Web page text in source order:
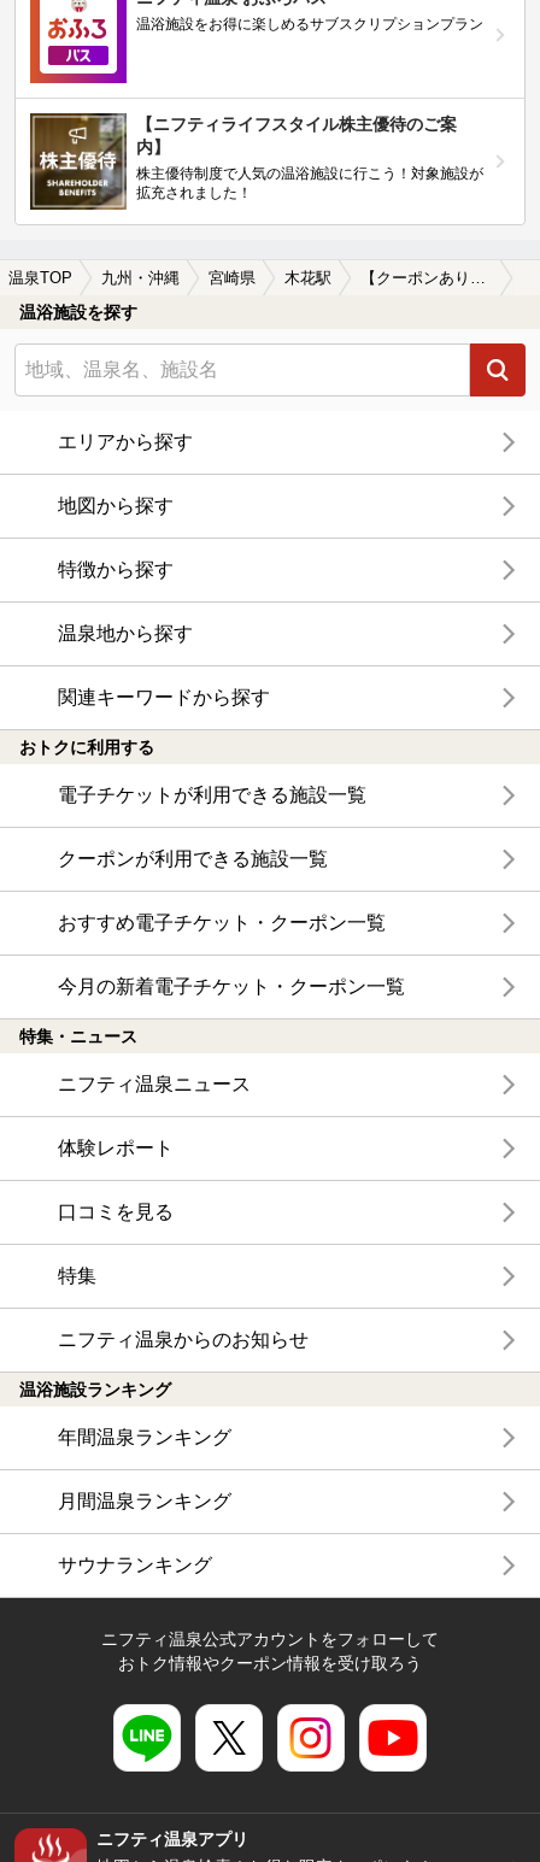
温浴施設をお得に楽しめるサブスクリプションプラン
【ニフティライフスタイル株主優待のご案
内】
株主優待制度で人気の温浴施設に行こう！対象施設が
拡充されました！
温泉TOP 九州・沖縄 宮崎県 木花駅 【クーポンあり】水風呂が楽しめる木花駅近くの温泉、日帰り温泉、スーパー銭湯おすすめ
温浴施設を探す
エリアから探す
地図から探す
特徴から探す
温泉地から探す
関連キーワードから探す
おトクに利用する
電子チケットが利用できる施設一覧
クーポンが利用できる施設一覧
おすすめ電子チケット・クーポン一覧
今月の新着電子チケット・クーポン一覧
特集・ニュース
ニフティ温泉ニュース
体験レポート
口コミを見る
特集
ニフティ温泉からのお知らせ
温浴施設ランキング
年間温泉ランキング
月間温泉ランキング
サウナランキング
ニフティ温泉公式アカウントをフォローして
おトク情報やクーポン情報を受け取ろう
ニフティ温泉アプリ